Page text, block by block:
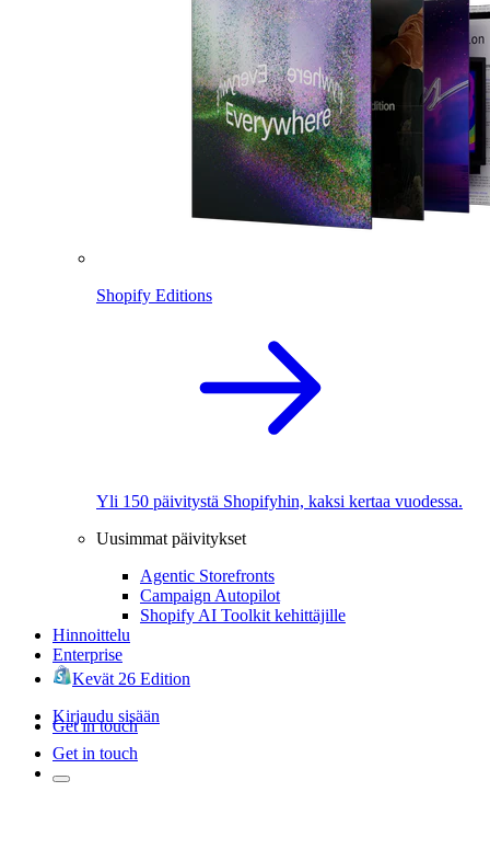
Shopify Editions
Yli 150 päivitystä Shopifyhin, kaksi kertaa vuodessa.
Uusimmat päivitykset
Agentic Storefronts
Campaign Autopilot
Shopify AI Toolkit kehittäjille
Hinnoittelu
Enterprise
Kevät 26 Edition
Kirjaudu sisään
Get in touch
Get in touch